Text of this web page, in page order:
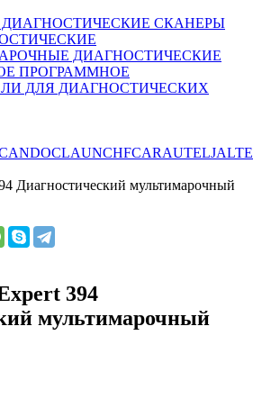
СКАНЕРЫ
ДИАГНОСТИЧЕСКИЕ
ПРОГРАММНОЕ
ДЛЯ ДИАГНОСТИЧЕСКИХ
LAUNCHFCARAUTEL
Диагностический мультимарочный
394
мультимарочный